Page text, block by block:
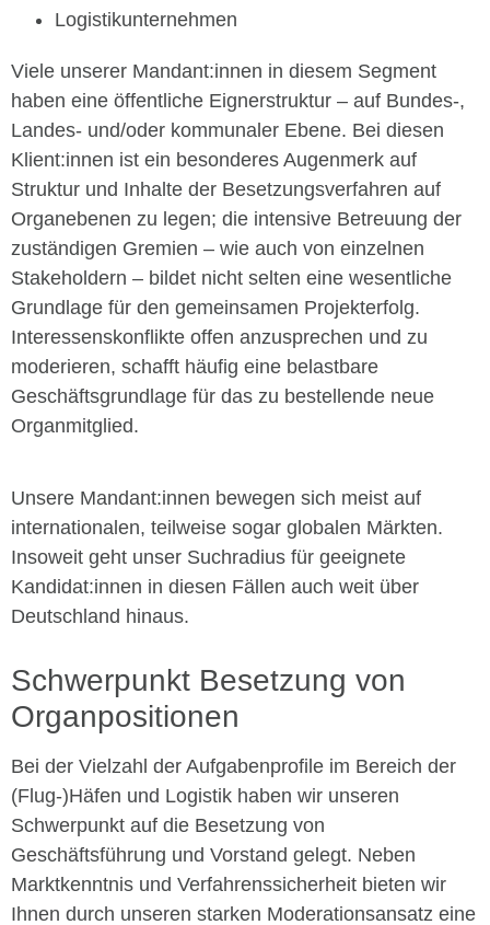
Logistikunternehmen
Viele unserer Mandant:innen in diesem Segment
haben eine öffentliche Eignerstruktur – auf Bundes-,
Landes- und/oder kommunaler Ebene. Bei diesen
Klient:innen ist ein besonderes Augenmerk auf
Struktur und Inhalte der Besetzungsverfahren auf
Organebenen zu legen; die intensive Betreuung der
zuständigen Gremien – wie auch von einzelnen
Stakeholdern – bildet nicht selten eine wesentliche
Grundlage für den gemeinsamen Projekterfolg.
Interessenskonflikte offen anzusprechen und zu
moderieren, schafft häufig eine belastbare
Geschäftsgrundlage für das zu bestellende neue
Organmitglied.
Unsere Mandant:innen bewegen sich meist auf
internationalen, teilweise sogar globalen Märkten.
Insoweit geht unser Suchradius für geeignete
Kandidat:innen in diesen Fällen auch weit über
Deutschland hinaus.
Schwerpunkt Besetzung von
Organpositionen
Bei der Vielzahl der Aufgabenprofile im Bereich der
(Flug-)Häfen und Logistik haben wir unseren
Schwerpunkt auf die Besetzung von
Geschäftsführung und Vorstand gelegt. Neben
Marktkenntnis und Verfahrenssicherheit bieten wir
Ihnen durch unseren starken Moderationsansatz eine